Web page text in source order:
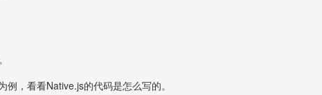
，看看Native.js的代码是怎么写的。